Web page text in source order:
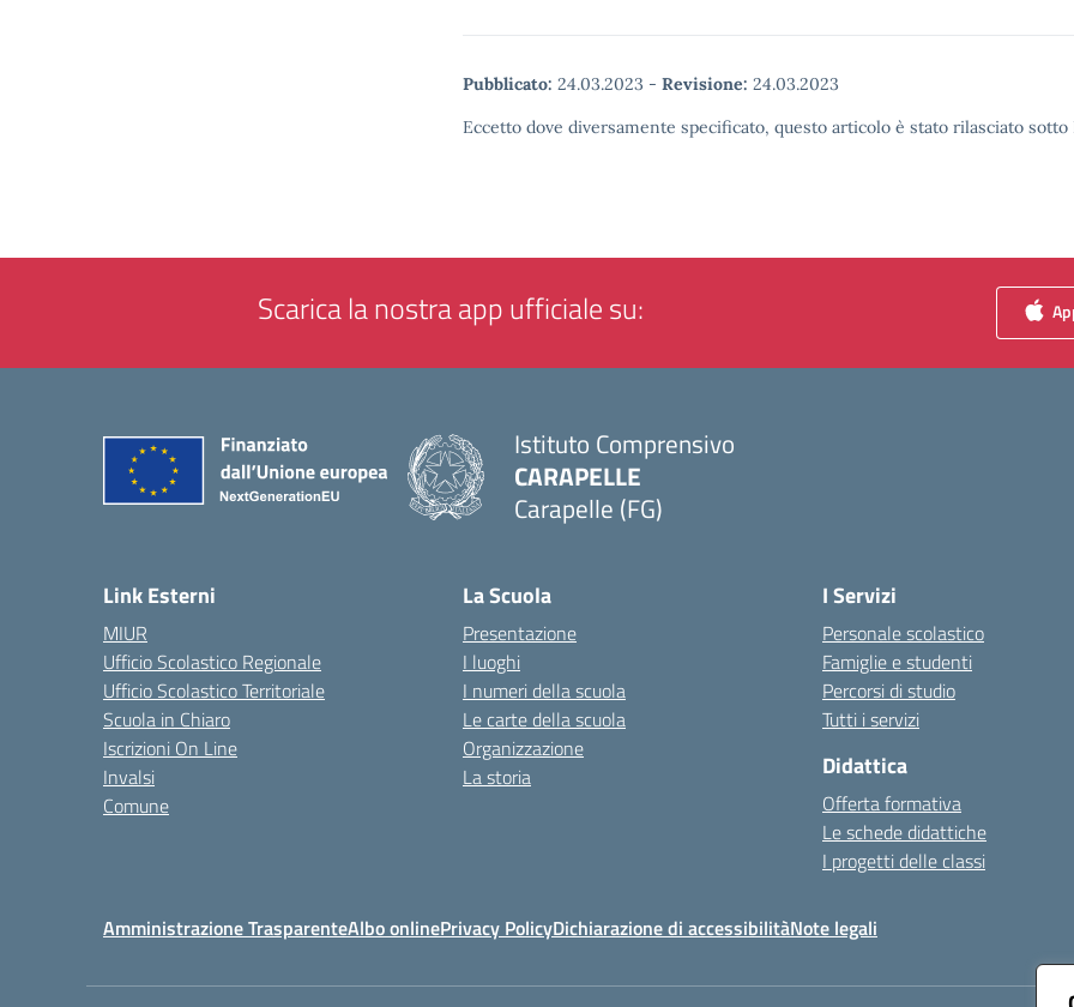
Pubblicato: 24.03.2023 - Revisione: 24.03.2023
Eccetto dove diversamente specificato, questo articolo è stato rilasciato
Scarica la nostra app ufficiale su:
Istituto Comprensivo
CARAPELLE
Carapelle (FG)
Link Esterni
MIUR
Ufficio Scolastico Regionale
Ufficio Scolastico Territoriale
Scuola in Chiaro
Iscrizioni On Line
Invalsi
Comune
La Scuola
Presentazione
I luoghi
I numeri della scuola
Le carte della scuola
Organizzazione
La storia
I Servizi
Personale scolastico
Famiglie e studenti
Percorsi di studio
Tutti i servizi
Didattica
Offerta formativa
Le schede didattiche
I progetti delle classi
Amministrazione TrasparenteAlbo onlinePrivacy PolicyDichiarazione di accessibilitàNote legali